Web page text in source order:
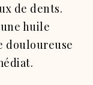
de dents.
huile
douloureuse